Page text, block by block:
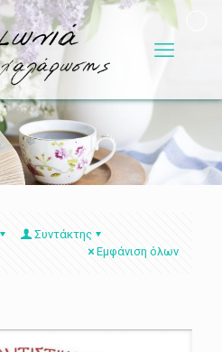
Συντάκτης
Εμφάνιση όλων